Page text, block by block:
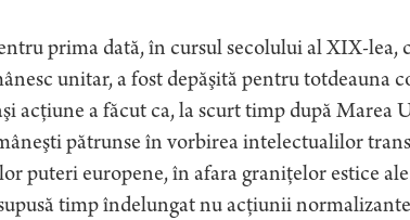
prima dată, în cursul secolului al XIX-lea,
unitar, a fost depăşită pentru totdeauna
acţiune a făcut ca, la scurt timp după Marea
pătrunse în vorbirea intelectualilor
puteri europene, în afara graniţelor estice
timp îndelungat nu acţiunii